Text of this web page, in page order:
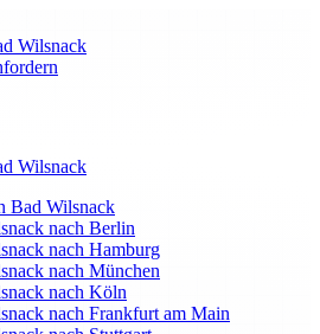
Wilsnack
Wilsnack
Bad Wilsnack
nach Berlin
nach Hamburg
nach München
nach Köln
nach Frankfurt am Main